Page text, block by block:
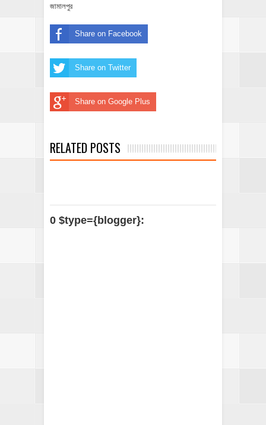
জামালপুর
Share on Facebook
Share on Twitter
Share on Google Plus
RELATED POSTS
0 $type={blogger}: